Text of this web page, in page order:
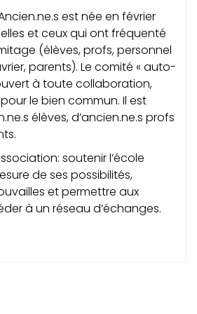
est née en février
et ceux qui ont fréquenté
(élèves, profs, personnel
parents). Le comité « auto-
à toute collaboration,
le bien commun. Il est
élèves, d’ancien.ne.s profs
soutenir l’école
de ses possibilités,
et permettre aux
à un réseau d’échanges.